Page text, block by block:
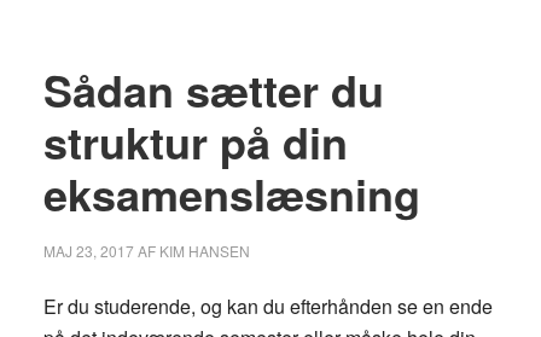
Sådan sætter du
struktur på din
eksamenslæsning
MAJ 23, 2017AF KIM HANSEN
Er du studerende, og kan du efterhånden se en ende